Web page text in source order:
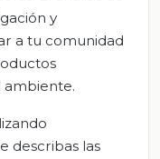
y
a tu comunidad
ambiente.
describas las